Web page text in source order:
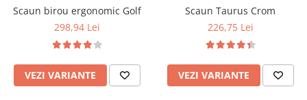
Scaun birou ergonomic Golf
298,94 Lei
VEZI VARIANTE
Scaun Taurus Crom
226,75 Lei
VEZI VARIANTE